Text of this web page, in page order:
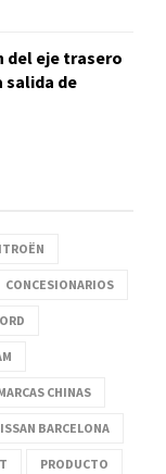
del eje trasero
salida de
CONCESIONARIOS
CHINAS
BARCELONA
PRODUCTO